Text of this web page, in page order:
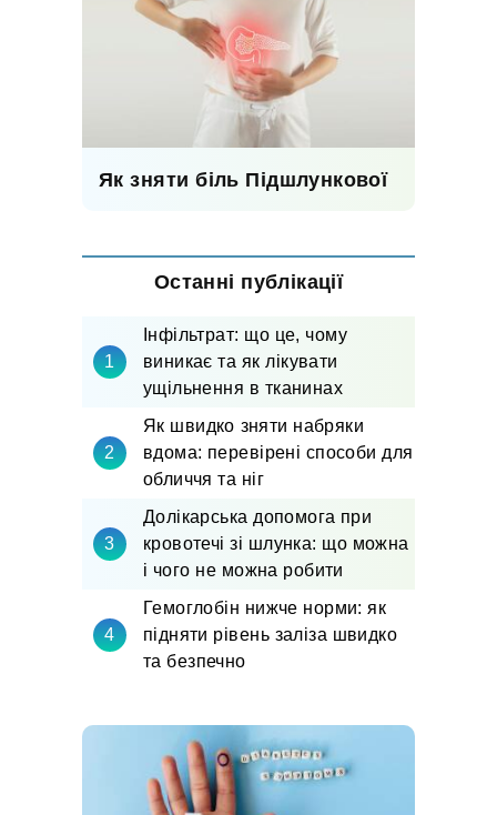
Як зняти біль Підшлункової
Останні публікації
Інфільтрат: що це, чому
виникає та як лікувати
ущільнення в тканинах
Як швидко зняти набряки
вдома: перевірені способи для
обличчя та ніг
Долікарська допомога при
кровотечі зі шлунка: що можна
і чого не можна робити
Гемоглобін нижче норми: як
підняти рівень заліза швидко
та безпечно